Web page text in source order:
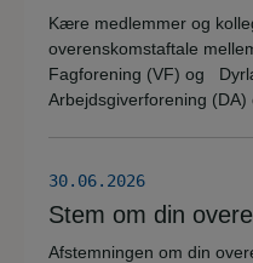
Kære medlemmer og
overenskomstaftale
Fagforening (VF) og
Arbejdsgiverforening (DA)
30.06.2026
Stem om din
stemme er vigtig!
Afstemningen om din